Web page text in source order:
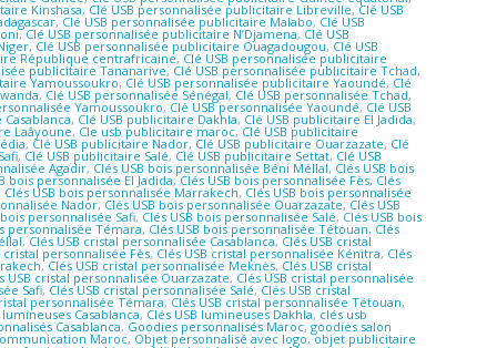
Kinshasa, Clé USB personnalisée publicitaire Libreville, Clé USB
, Clé USB personnalisée publicitaire Malabo, Clé USB
,Clé USB personnalisée publicitaire N’Djamena, Clé USB
, Clé USB personnalisée publicitaire Ouagadougou, Clé USB
République centrafricaine, Clé USB personnalisée publicitaire
publicitaire Tananarive, Clé USB personnalisée publicitaire Tchad,
Yamoussoukro, Clé USB personnalisée publicitaire Yaoundé, Clé
, Clé USB personnalisée Sénégal, Clé USB personnalisée Tchad,
Yamoussoukro, Clé USB personnalisée Yaoundé, Clé USB
Casablanca, Clé USB publicitaire Dakhla, Clé USB publicitaire El Jadida,
Laâyoune, Cle usb publicitaire maroc, Clé USB publicitaire
, Clé USB publicitaire Nador, Clé USB publicitaire Ouarzazate, Clé
, Clé USB publicitaire Salé, Clé USB publicitaire Settat, Clé USB
Agadir, Clés USB bois personnalisée Béni Méllal, Clés USB bois
bois personnalisée El Jadida, Clés USB bois personnalisée Fès, Clés
Clés USB bois personnalisée Marrakech, Clés USB bois personnalisée
Nador, Clés USB bois personnalisée Ouarzazate, Clés USB
bois personnalisée Safi, Clés USB bois personnalisée Salé, Clés USB bois
personnalisée Témara, Clés USB bois personnalisée Tétouan, Clés
, Clés USB cristal personnalisée Casablanca, Clés USB cristal
cristal personnalisée Fès, Clés USB cristal personnalisée Kénitra, Clés
, Clés USB cristal personnalisée Meknès, Clés USB cristal
USB cristal personnalisée Ouarzazate, Clés USB cristal personnalisée
Safi, Clés USB cristal personnalisée Salé, Clés USB cristal
personnalisée Témara, Clés USB cristal personnalisée Tétouan,
lumineuses Casablanca, Clés USB lumineuses Dakhla, clés usb
Casablanca, Goodies personnalisés Maroc,goodies salon
Maroc, Objet personnalisé avec logo,objet publicitaire